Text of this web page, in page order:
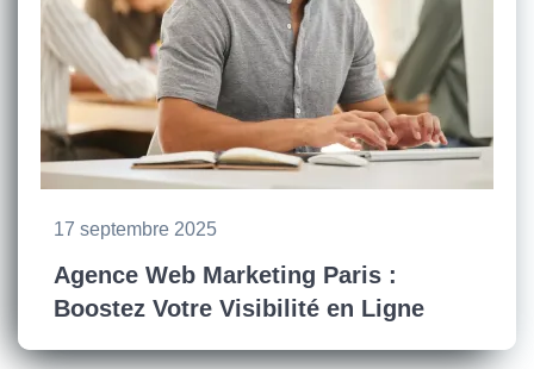
17 septembre 2025
Agence Web Marketing Paris :
Boostez Votre Visibilité en Ligne